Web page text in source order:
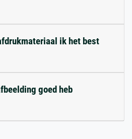
ik het best
goed heb